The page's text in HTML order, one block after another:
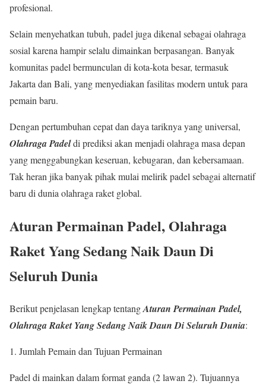
profesional.
Selain menyehatkan tubuh, padel juga dikenal sebagai olahraga
sosial karena hampir selalu dimainkan berpasangan. Banyak
komunitas padel bermunculan di kota-kota besar, termasuk
Jakarta dan Bali, yang menyediakan fasilitas modern untuk para
pemain baru.
Dengan pertumbuhan cepat dan daya tariknya yang universal,
Olahraga Padeldi prediksi akan menjadi olahraga masa depan
yang menggabungkan keseruan, kebugaran, dan kebersamaan.
Tak heran jika banyak pihak mulai melirik padel sebagai alternatif
baru di dunia olahraga raket global.
Aturan Permainan Padel, Olahraga
Raket Yang Sedang Naik Daun Di
Seluruh Dunia
Berikut penjelasan lengkap tentangAturan Permainan Padel,
Olahraga Raket Yang Sedang Naik Daun Di Seluruh Dunia:
Jumlah Pemain dan Tujuan Permainan
Padel di mainkan dalam format ganda (2 lawan 2). Tujuannya